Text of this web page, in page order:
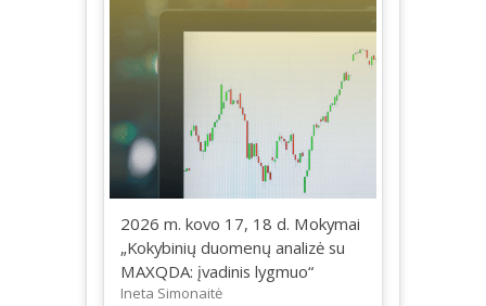
2026 m. kovo 17, 18 d. Mokymai
„Kokybinių duomenų analizė su
MAXQDA: įvadinis lygmuo“
Ineta Simonaitė